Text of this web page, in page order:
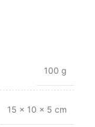
100 g
15 × 10 × 5 cm